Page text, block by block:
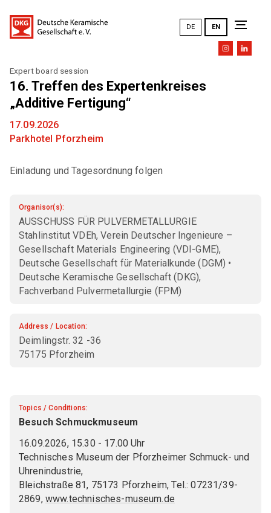
DE EN
The DKG
Goals and tasks
DKG mission statement
DKG Annual Meetings (an overview)
Honors
General Meeting
Executive Board
Statutes of the DKG
Administrative office
Contribution rules
Compliance program
Gender Equality Plan
Activity reports
DKG-Cloud
Topics
Research and development
Presentations / Publications
Design / Art / Culture
DKG cloud
Committees
EXPERT COMMITTEE (FA)
DKG FA 1 "Simulation"
DKG FA 2 "Raw materials"
DKG FA 3 "Process engineering"
DKG FA 5 "Post-processing"
DKG FA 6 "Materials and process diagnostics"
DKG TFA 6-2 "Thermomechanical properties"
DKG FA 7 "History of ceramics"
FIELD OF EXPERTISE (FG)
DKG FG 1 "Structural ceramics"
Members
PERSONAL MEMBERSHIP
Personal membership
INSTITUTIONAL MEMBERSHIP
Companies
Associations
YOUNG CERAMISTS
Students / young academics
Events
Conferences / Congresses
DKG Annual meetings
Expert board sessions
Design / Art / Culture
Video conferences / Web meetings
Expert board session
16. Treffen des Expertenkreises
„Additive Fertigung“
17.09.2026
Parkhotel Pforzheim
Einladung und Tagesordnung folgen
Organisor(s):
AUSSCHUSS FÜR PULVERMETALLURGIE
Stahlinstitut VDEh, Verein Deutscher Ingenieure –
Gesellschaft Materials Engineering (VDI-GME),
Deutsche Gesellschaft für Materialkunde (DGM) •
Deutsche Keramische Gesellschaft (DKG),
Fachverband Pulvermetallurgie (FPM)
Address / Location:
Deimlingstr. 32 -36
75175 Pforzheim
Topics / Conditions:
Besuch Schmuckmuseum
16.09.2026, 15.30 - 17.00 Uhr
Technisches Museum der Pforzheimer Schmuck- und
Uhrenindustrie,
Bleichstraße 81, 75173 Pforzheim, Tel.: 07231/39-
2869, www.technisches-museum.de